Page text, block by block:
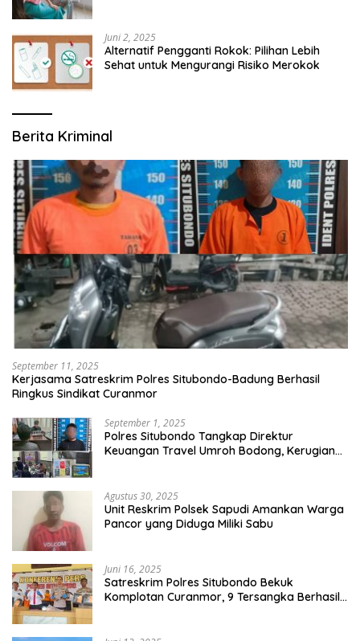
Juni 2, 2025
Alternatif Pengganti Rokok: Pilihan Lebih
Sehat untuk Mengurangi Risiko Merokok
Berita Kriminal
September 11, 2025
Kerjasama Satreskrim Polres Situbondo-Badung Berhasil
Ringkus Sindikat Curanmor
September 1, 2025
Polres Situbondo Tangkap Direktur
Keuangan Travel Umroh Bodong, Kerugian
Agustus 30, 2025
Unit Reskrim Polsek Sapudi Amankan Warga
Pancor yang Diduga Miliki Sabu
Juni 16, 2025
Satreskrim Polres Situbondo Bekuk
Komplotan Curanmor, 9 Tersangka Berhasil